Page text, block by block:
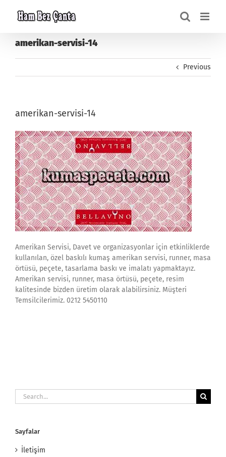
amerikan-servisi-14
Previous
amerikan-servisi-14
Amerikan Servisi, Davet ve organizasyonlar için etkinliklerde
kullanılan, özel baskılı kumaş amerikan servisi, runner, masa
örtüsü, peçete, tasarlama baskı ve imalatı yapmaktayız.
Amerikan servisi, runner, masa örtüsü, peçete, resim
kalitesinde bizden üretim olarak alabilirsiniz. Müşteri
Temsilcilerimiz. 0212 5450110
Search
for:
Sayfalar
İletişim